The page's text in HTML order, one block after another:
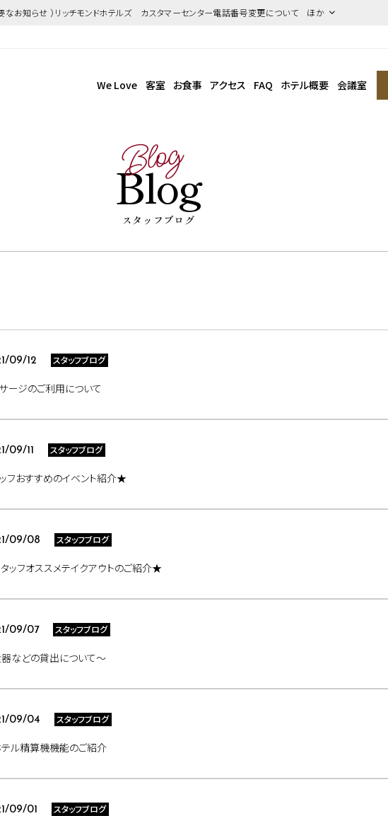
なお知らせ ）リッチモンドホテルズ カスタマーセンター電話番号変更について ほか
We Love 客室 お食事 アクセス FAQ ホテル概要 会議室
Blog
Blog
スタッフブログ
09/12 スタッフブログ
ージのご利用について
09/11 スタッフブログ
フおすすめのイベント紹介★
09/08 スタッフブログ
ッフオススメテイクアウトのご紹介★
09/07 スタッフブログ
などの貸出について～
09/04 スタッフブログ
ル精算機機能のご紹介
09/01 スタッフブログ